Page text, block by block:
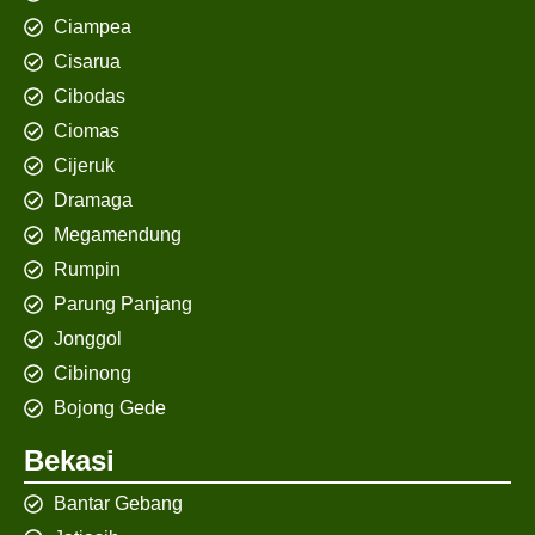
Ciampea
Cisarua
Cibodas
Ciomas
Cijeruk
Dramaga
Megamendung
Rumpin
Parung Panjang
Jonggol
Cibinong
Bojong Gede
Bekasi
Bantar Gebang